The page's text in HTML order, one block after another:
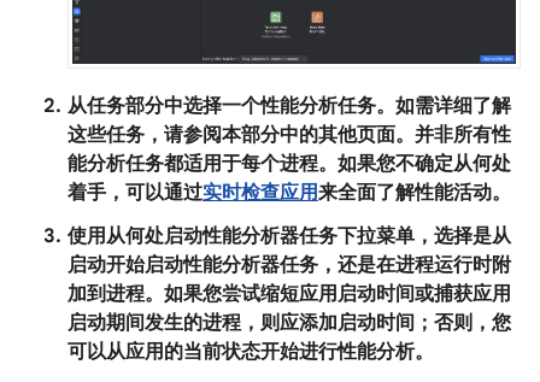
从任务部分中选择一个性能分析任务。如需详细了解
这些任务，请参阅本部分中的其他页面。并非所有性
能分析任务都适用于每个进程。如果您不确定从何处
着手，可以通过实时检查应用来全面了解性能活动。
使用从何处启动性能分析器任务下拉菜单，选择是从
启动开始启动性能分析器任务，还是在进程运行时附
加到进程。如果您尝试缩短应用启动时间或捕获应用
启动期间发生的进程，则应添加启动时间；否则，您
可以从应用的当前状态开始进行性能分析。